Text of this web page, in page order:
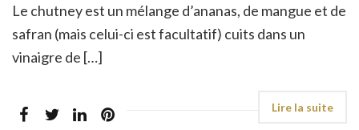
Le chutney est un mélange d’ananas, de mangue et de
safran (mais celui-ci est facultatif) cuits dans un
vinaigre de […]